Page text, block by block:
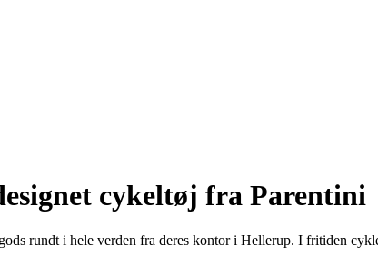
cykeltøj fra Parentini
rundt i hele verden fra deres kontor i Hellerup. I fritiden